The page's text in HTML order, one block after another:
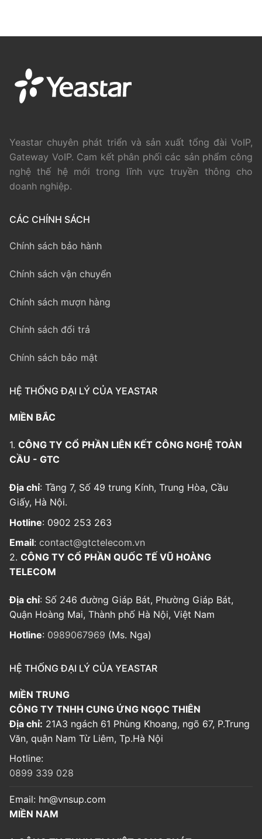
Yeastar chuyên phát triển và sản xuất tổng đài VoIP,
Gateway VoIP. Cam kết phân phối các sản phẩm công
nghệ thế hệ mới trong lĩnh vực truyền thông cho
doanh nghiệp.
CÁC CHÍNH SÁCH
Chính sách bảo hành
Chính sách vận chuyển
Chính sách mượn hàng
Chính sách đổi trả
Chính sách bảo mật
HỆ THỐNG ĐẠI LÝ CỦA YEASTAR
MIỀN BẮC
1. CÔNG TY CỔ PHẦN LIÊN KẾT CÔNG NGHỆ TOÀN
CẦU - GTC
Địa chỉ: Tầng 7, Số 49 trung Kính, Trung Hòa, Cầu
Giấy, Hà Nội.
Hotline: 0902 253 263
Email: contact@gtctelecom.vn
2. CÔNG TY CỔ PHẦN QUỐC TẾ VŨ HOÀNG
TELECOM
Địa chỉ: Số 246 đường Giáp Bát, Phường Giáp Bát,
Quận Hoàng Mai, Thành phố Hà Nội, Việt Nam
Hotline: 0989067969 (Ms. Nga)
HỆ THỐNG ĐẠI LÝ CỦA YEASTAR
MIỀN TRUNG
CÔNG TY TNHH CUNG ỨNG NGỌC THIÊN
Địa chỉ: 21A3 ngách 61 Phùng Khoang, ngõ 67, P.Trung
Văn, quận Nam Từ Liêm, Tp.Hà Nội
Hotline:
0899 339 028
Email: hn@vnsup.com
MIỀN NAM